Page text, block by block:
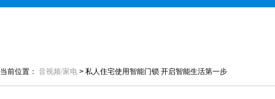
当前位置： 音视频/家电 > 私人住宅使用智能门锁 开启智能生活第一步